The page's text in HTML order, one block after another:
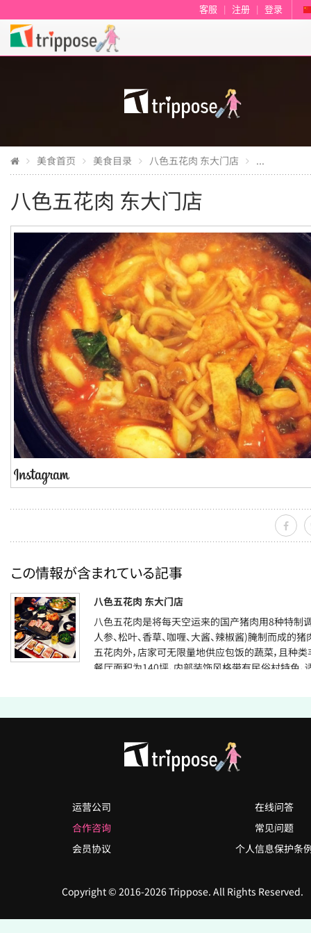
客服 注册 登录
美食首页 美食目录 八色五花肉 东大门店 ...
八色五花肉 东大门店
この情報が含まれている記事
八色五花肉 东大门店
八色五花肉是将每天空运来的国产猪肉用8种特制
人参、松叶、香草、咖喱、大酱、辣椒酱)腌制而成的猪
五花肉外，店家可无限量地供应包饭的蔬菜，且种类
餐厅面积为140坪，内部装饰风格带有民俗村特色，
香港、台湾等地的游客。店家用肉的美味牢牢地锁
心。目前餐厅已在澳洲墨尔本设立了分店，正在积
军，成为促进韩餐走向国际化的主力军。
运营公司
合作咨询
会员协议
在线问答
常见问题
个人信息保护条
Copyright © 2016-2026 Trippose. All Rights Reserved.